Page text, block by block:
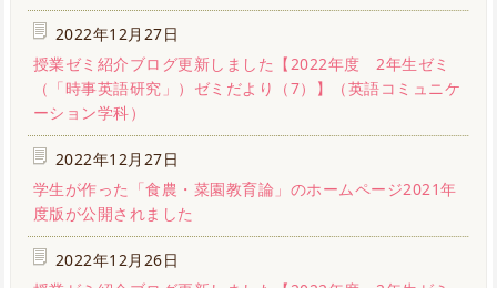
2022年12月27日
授業ゼミ紹介ブログ更新しました【2022年度 2年生ゼミ
（「時事英語研究」）ゼミだより（7）】（英語コミュニケ
ーション学科）
2022年12月27日
学生が作った「食農・菜園教育論」のホームページ2021年
度版が公開されました
2022年12月26日